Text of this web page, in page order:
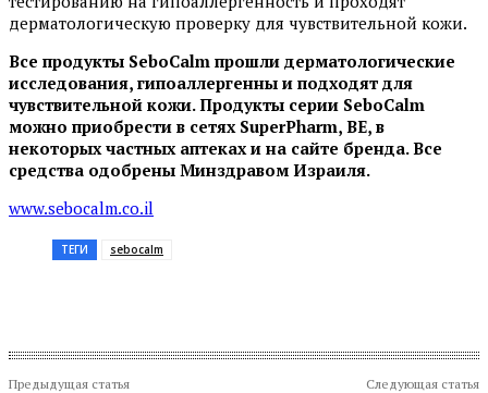
дерматологическую проверку для чувствительной кожи.
Все продукты SeboCalm прошли дерматологические
исследования, гипоаллергенны и подходят для
чувствительной кожи.Продукты серии SeboCalm
можно приобрести в сетях SuperPharm, BE, в
некоторых частных аптеках и на сайте бренда.Все
средства одобрены Минздравом Израиля.
www.sebocalm.co.il
ТЕГИ sebocalm
Предыдущая статья Следующая статья